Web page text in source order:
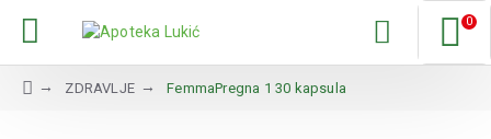
0
ZDRAVLJE FemmaPregna 1 30 kapsula